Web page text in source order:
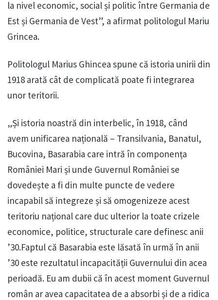
la nivel economic, social și politic între Germania de
Est și Germania de Vest”, a afirmat politologul Mariu
Grincea.
Politologul Marius Ghincea spune că istoria unirii din
1918 arată cât de complicată poate fi integrarea
unor teritorii.
„Și istoria noastră din interbelic, în 1918, când
avem unificarea națională – Transilvania, Banatul,
Bucovina, Basarabia care intră în componența
României Mari și unde Guvernul României se
dovedește a fi din multe puncte de vedere
incapabil să integreze și să omogenizeze acest
teritoriu național care duc ulterior la toate crizele
economice, politice, structurale care definesc anii
’30.Faptul că Basarabia este lăsată în urmă în anii
’30 este rezultatul incapacității Guvernului din acea
perioadă. Eu am dubii că în acest moment Guvernul
român ar avea capacitatea de a absorbi și de a ridica